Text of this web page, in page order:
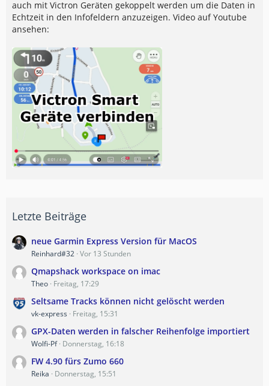
auch mit Victron Geräten gekoppelt werden um die Daten in
Echtzeit in den Infofeldern anzuzeigen. Video auf Youtube
ansehen:
Letzte Beiträge
neue Garmin Express Version für MacOS
Reinhard#32 Vor 13 Stunden
Qmapshack workspace on imac
Theo Freitag, 17:29
Seltsame Tracks können nicht gelöscht werden
vk-express Freitag, 15:31
GPX-Daten werden in falscher Reihenfolge importiert
Wolfi-Pf Donnerstag, 16:18
FW 4.90 fürs Zumo 660
Reika Donnerstag, 15:51